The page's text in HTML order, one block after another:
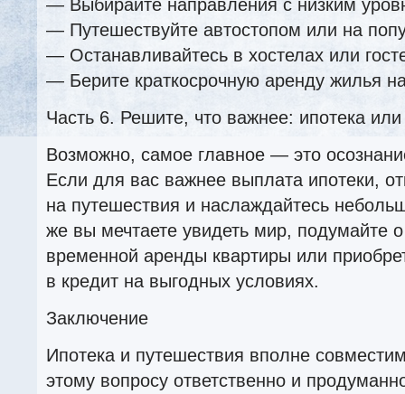
— Выбирайте направления с низким
— Путешествуйте автостопом или на
— Останавливайтесь в хостелах или
— Берите краткосрочную аренду жилья
Часть 6. Решите, что важнее: ипотека
Возможно, самое главное — это
Если для вас важнее выплата ипотеки,
на путешествия и наслаждайтесь
же вы мечтаете увидеть мир, подумайте
временной аренды квартиры или
в кредит на выгодных условиях.
Заключение
Ипотека и путешествия вполне
этому вопросу ответственно и